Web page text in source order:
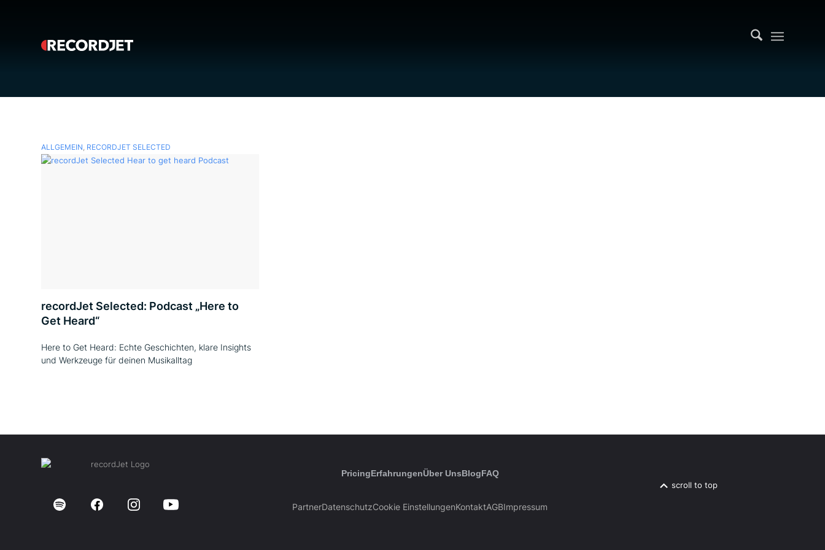
ALLGEMEIN, RECORDJET SELECTED
recordJet Selected: Podcast „Here to
Get Heard“
Here to Get Heard: Echte Geschichten, klare Insights
und Werkzeuge für deinen Musikalltag
PricingErfahrungenÜber UnsBlogFAQ
PartnerDatenschutzCookie EinstellungenKontaktAGBImpressum
scroll to top